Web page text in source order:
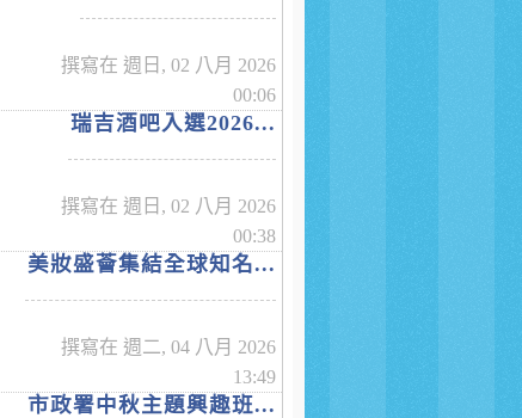
撰寫在 週日, 02 八月 2026
00:06
瑞吉酒吧入選2026...
撰寫在 週日, 02 八月 2026
00:38
美妝盛薈集結全球知名...
撰寫在 週二, 04 八月 2026
13:49
市政署中秋主題興趣班...